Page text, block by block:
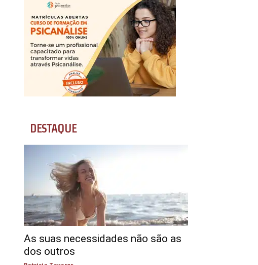
DESTAQUE
As suas necessidades não são as
dos outros